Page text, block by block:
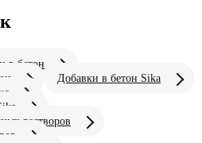
в бетон
Добавки в бетон Sika
растворов